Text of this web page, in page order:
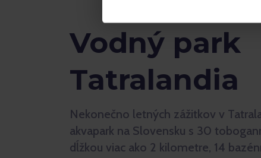
Vodný park
Tatralandia
Nekonečno letných zážitkov v
akvapark na Slovensku s 30
dĺžkou viac ako 2 kilometre, 14